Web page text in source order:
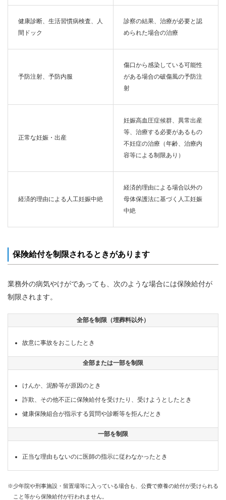
健康診断、生活習慣病検査、人
間ドック
診察の結果、治療が必要と認
められた場合の治療
予防注射、予防内服
傷口から感染している可能性
がある場合の破傷風の予防注
射
正常な妊娠・出産
妊娠高血圧症候群、異常出産
等、治療する必要があるもの
不妊症の治療（年齢、治療内
容等による制限あり）
経済的理由による人工妊娠中絶
経済的理由による場合以外の
母体保護法に基づく人工妊娠
中絶
保険給付を制限されるときがあります
業務外の病気やけがであっても、次のような場合には保険給付が
制限されます。
全部を制限（埋葬料以外）
故意に事故をおこしたとき
全部または一部を制限
けんか、泥酔等が原因のとき
詐欺、その他不正に保険給付を受けたり、受けようとしたとき
健康保険組合が指示する質問や診断等を拒んだとき
一部を制限
正当な理由もないのに医師の指示に従わなかったとき
※少年院や刑事施設・留置場等に入っている場合も、公費で療養の給付が受けられる
こと等から保険給付が行われません。